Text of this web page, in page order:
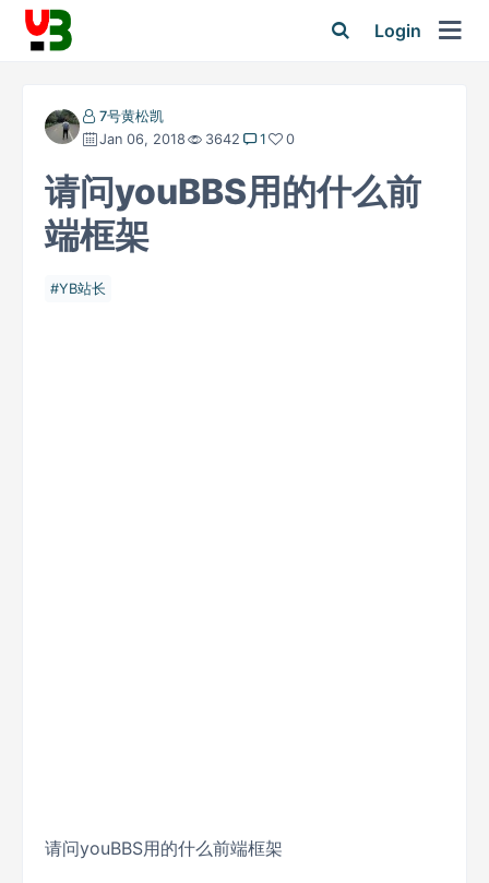
Login
7号黄松凯
Jan 06, 2018
3642 1 0
请问youBBS用的什么前
端框架
YB站长
请问youBBS用的什么前端框架